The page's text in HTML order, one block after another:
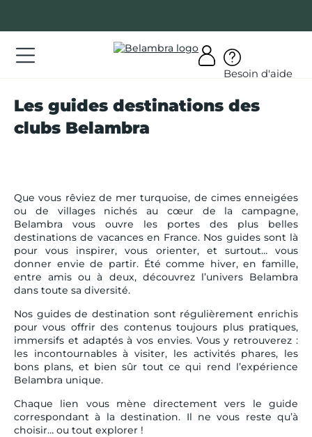
contenu
Besoin d'aide
Les guides destinations des
clubs Belambra
Que vous rêviez de mer turquoise, de cimes enneigées
ou de villages nichés au cœur de la campagne,
Belambra vous ouvre les portes des plus belles
destinations de vacances en France. Nos guides sont là
pour vous inspirer, vous orienter, et surtout… vous
donner envie de partir. Été comme hiver, en famille,
entre amis ou à deux, découvrez l’univers Belambra
dans toute sa diversité.
Nos guides de destination sont régulièrement enrichis
pour vous offrir des contenus toujours plus pratiques,
immersifs et adaptés à vos envies. Vous y retrouverez :
les incontournables à visiter, les activités phares, les
bons plans, et bien sûr tout ce qui rend l’expérience
Belambra unique.
Chaque lien vous mène directement vers le guide
correspondant à la destination. Il ne vous reste qu’à
choisir… ou tout explorer !